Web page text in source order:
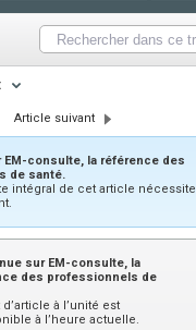
Article suivant
EM-consulte, la référence des
de santé.
intégral de cet article nécessite
sur EM-consulte, la
des professionnels de
d’article à l’unité est
à l’heure actuelle.